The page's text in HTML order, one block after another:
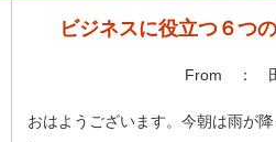
ビジネスに役立つ６つ
From ：
おはようございます。今朝は雨が